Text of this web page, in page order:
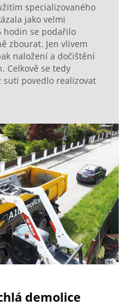
specializovaného
jako velmi
hodin se podařilo
zbourat. Jen vlivem
naložení a dočištění
Celkově se tedy
povedlo realizovat
demolice